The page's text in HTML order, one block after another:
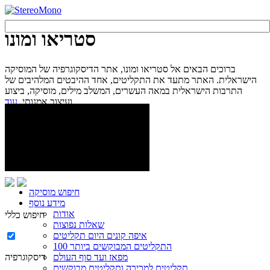
סטריאו ומונו
ברוכים הבאים אל סטריאו ומונו, אתר הדיסקוגרפיה של המוסיקה
הישראלית. האתר מתעד את התקליטים, אחד ההיבטים המלהיבים של
התרבות הישראלית במאה העשרים, המשלב מילים, מוסיקה, ביצוע
ועיצוב אמנותי.עוד...
חיפוש מוסיקה
מידע נוסף
אודות
שאלות נפוצות
איפה קונים היום תקליטים
100 התקליטים המבוקשים ביותר
מפאז ועד סוף העולם
תקליטים למכירה ותקליטים מבוקשים
חיפוש כללי
דיסקוגרפיה